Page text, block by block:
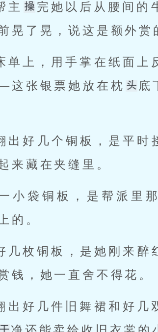
主
完她以后从腰间的
晃了晃，说这是额外赏
单上，用手掌在纸面上
这张银票她放在枕
底
出好几个铜板，是平时
来藏在夹缝里。
小袋铜板，是帮派里
的。
几枚铜板，是她刚来醉
，她一直舍不得花。
出好几件旧舞裙和好几